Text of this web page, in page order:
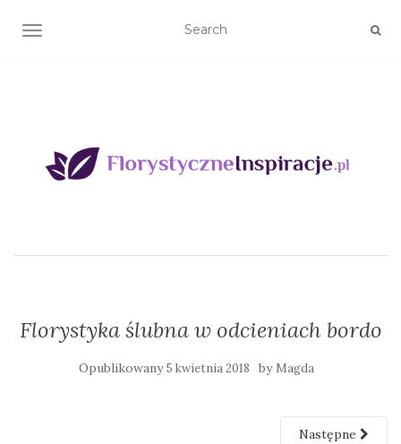
TOGGLE NAVIGATION
Florystyka ślubna w odcieniach bordo
Opublikowany5 kwietnia 2018 by Magda
Następne